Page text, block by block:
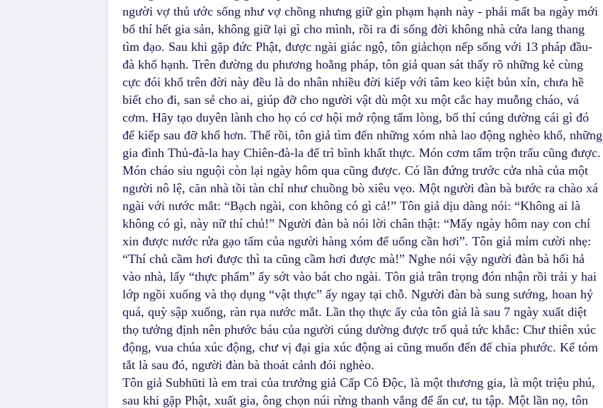
người vợ thủ ước sống như vợ chồng nhưng giữ gìn phạm hạnh này - phải mất ba ngày mới
bố thí hết gia sản, không giữ lại gì cho mình, rồi ra đi sống đời không nhà cửa lang thang
tìm đạo. Sau khi gặp đức Phật, được ngài giác ngộ, tôn giảchọn nếp sống với 13 pháp đầu-
đà khổ hạnh. Trên đường du phương hoằng pháp, tôn giả quan sát thấy rõ những kẻ cùng
cực đói khổ trên đời này đều là do nhân nhiều đời kiếp với tâm keo kiệt bủn xỉn, chưa hề
biết cho đi, san sẻ cho ai, giúp đỡ cho người vật dù một xu một cắc hay muỗng cháo, vá
cơm. Hãy tạo duyên lành cho họ có cơ hội mở rộng tấm lòng, bố thí cúng dường cái gì đó
để kiếp sau đỡ khổ hơn. Thế rồi, tôn giả tìm đến những xóm nhà lao động nghèo khổ, những
gia đình Thủ-đà-la hay Chiên-đà-la để trì bình khất thực. Món cơm tấm trộn trấu cũng được.
Món cháo siu nguội còn lại ngày hôm qua cũng được. Có lần đứng trước cửa nhà của một
người nô lệ, căn nhà tồi tàn chỉ như chuồng bò xiêu vẹo. Một người đàn bà bước ra chào xá
ngài với nước mắt: “Bạch ngài, con không có gì cả!” Tôn giả dịu dàng nói: “Không ai là
không có gì, này nữ thí chủ!” Người đàn bà nói lời chân thật: “Mấy ngày hôm nay con chỉ
xin được nước rửa gạo tấm của người hàng xóm để uống cần hơi”. Tôn giả mỉm cười nhẹ:
“Thí chủ cầm hơi được thì ta cũng cầm hơi được mà!” Nghe nói vậy người đàn bà hối hả
vào nhà, lấy “thực phẩm” ấy sớt vào bát cho ngài. Tôn giả trân trọng đón nhận rồi trải y hai
lớp ngồi xuống và thọ dụng “vật thực” ấy ngay tại chỗ. Người đàn bà sung sướng, hoan hỷ
quá, quỳ sập xuống, ràn rụa nước mắt. Lần thọ thực ấy của tôn giả là sau 7 ngày xuất diệt
thọ tưởng định nên phước báu của người cúng dường được trổ quả tức khắc: Chư thiên xúc
động, vua chúa xúc động, chư vị đại gia xúc động ai cũng muốn đến để chia phước. Kể tóm
tắt là sau đó, người đàn bà thoát cảnh đói nghèo.
Tôn giả Subhūti là em trai của trưởng giả Cấp Cô Độc, là một thương gia, là một triệu phú,
sau khi gặp Phật, xuất gia, ông chọn núi rừng thanh vắng để ẩn cư, tu tập. Một lần nọ, tôn